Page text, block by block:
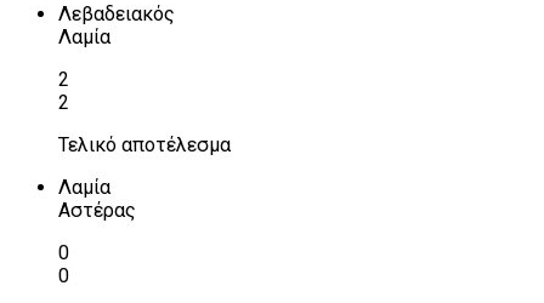
Λεβαδειακός
Λαμία
2
2
Τελικό αποτέλεσμα
Λαμία
Αστέρας
0
0